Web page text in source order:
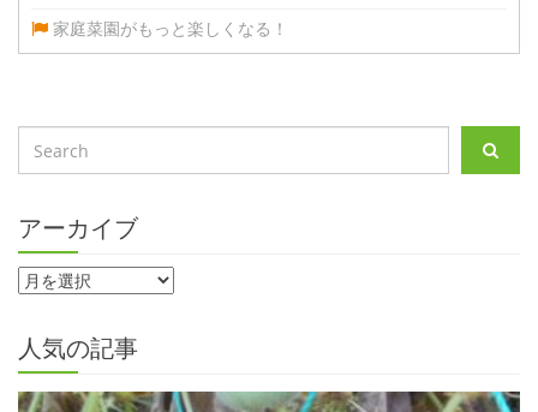
家庭菜園がもっと楽しくなる！
アーカイブ
人気の記事